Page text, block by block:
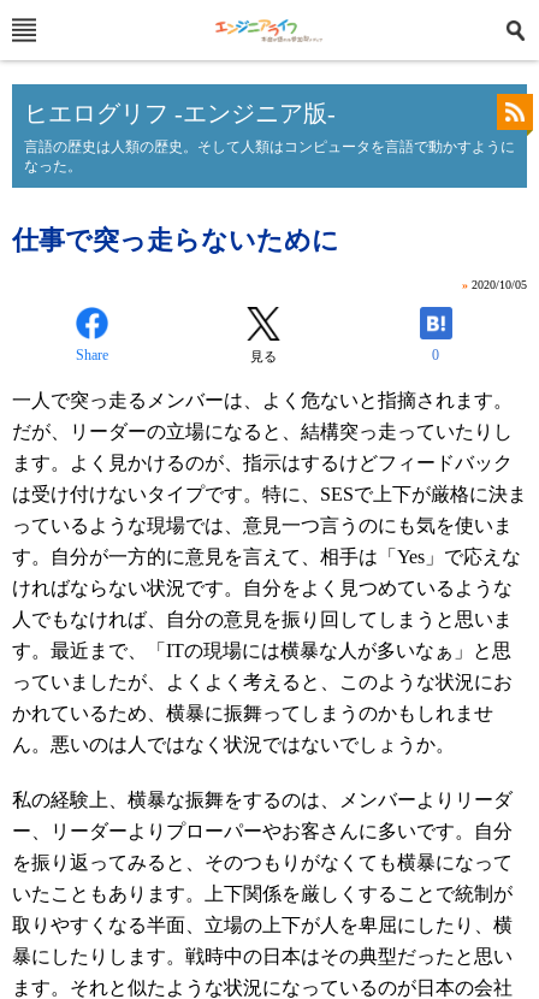
ヒエログリフ -エンジニア版-
言語の歴史は人類の歴史。そして人類はコンピュータを言語で動かすように
なった。
仕事で突っ走らないために
» 2020/10/05
Share 見る 0
一人で突っ走るメンバーは、よく危ないと指摘されます。
だが、リーダーの立場になると、結構突っ走っていたりし
ます。よく見かけるのが、指示はするけどフィードバック
は受け付けないタイプです。特に、SESで上下が厳格に決ま
っているような現場では、意見一つ言うのにも気を使いま
す。自分が一方的に意見を言えて、相手は「Yes」で応えな
ければならない状況です。自分をよく見つめているような
人でもなければ、自分の意見を振り回してしまうと思いま
す。最近まで、「ITの現場には横暴な人が多いなぁ」と思
っていましたが、よくよく考えると、このような状況にお
かれているため、横暴に振舞ってしまうのかもしれませ
ん。悪いのは人ではなく状況ではないでしょうか。
私の経験上、横暴な振舞をするのは、メンバーよりリーダ
ー、リーダーよりプローパーやお客さんに多いです。自分
を振り返ってみると、そのつもりがなくても横暴になって
いたこともあります。上下関係を厳しくすることで統制が
取りやすくなる半面、立場の上下が人を卑屈にしたり、横
暴にしたりします。戦時中の日本はその典型だったと思い
ます。それと似たような状況になっているのが日本の会社